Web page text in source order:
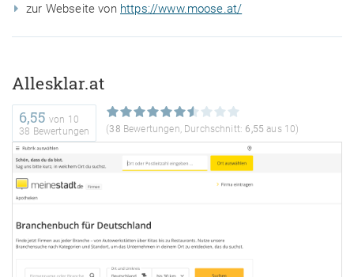
zur Webseite von https://www.moose.at/
Allesklar.at
6,55 von 10
38 Bewertungen
(38 Bewertungen, Durchschnitt: 6,55 aus 10)